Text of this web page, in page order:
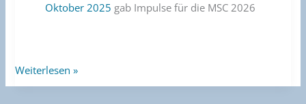
Oktober 2025 gab Impulse für die MSC 2026
Weiterlesen »